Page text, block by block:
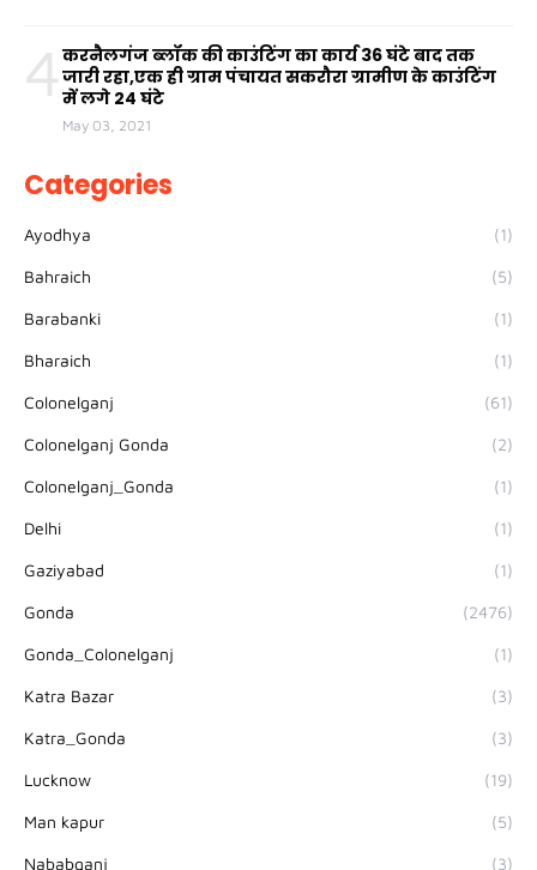
4 करनैलगंज ब्लॉक की काउंटिंग का कार्य 36 घंटे बाद तक
जारी रहा,एक ही ग्राम पंचायत सकरौरा ग्रामीण के काउंटिंग
में लगे 24 घंटे
May 03, 2021
Categories
Ayodhya (1)
Bahraich (5)
Barabanki (1)
Bharaich (1)
Colonelganj (61)
Colonelganj Gonda (2)
Colonelganj_Gonda (1)
Delhi (1)
Gaziyabad (1)
Gonda (2476)
Gonda_Colonelganj (1)
Katra Bazar (3)
Katra_Gonda (3)
Lucknow (19)
Man kapur (5)
Nababganj (3)